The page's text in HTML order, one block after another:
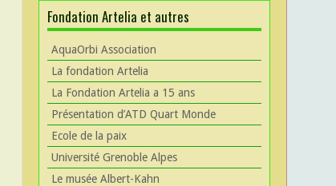
Fondation Artelia et autres
AquaOrbi Association
La fondation Artelia
La Fondation Artelia a 15 ans
Présentation d’ATD Quart Monde
Ecole de la paix
Université Grenoble Alpes
Le musée Albert-Kahn